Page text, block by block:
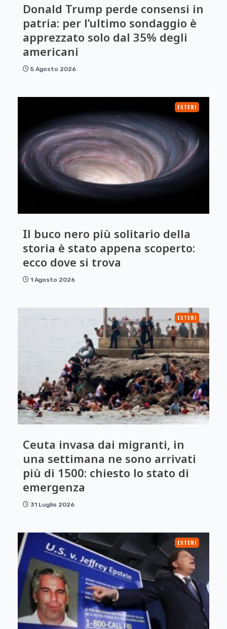
Donald Trump perde consensi in
patria: per l’ultimo sondaggio è
apprezzato solo dal 35% degli
americani
5 Agosto 2026
ESTERI
Il buco nero più solitario della
storia è stato appena scoperto:
ecco dove si trova
1 Agosto 2026
ESTERI
Ceuta invasa dai migranti, in
una settimana ne sono arrivati
più di 1500: chiesto lo stato di
emergenza
31 Luglio 2026
ESTERI